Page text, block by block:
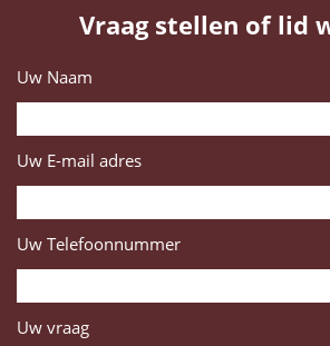
Vraag stellen of lid
Uw Naam
Uw E-mail adres
Uw Telefoonnummer
Uw vraag